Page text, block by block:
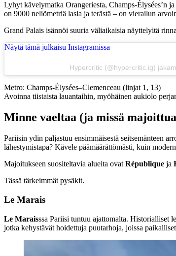
Lyhyt kävelymatka Orangeriesta, Champs-Élysées’n
on 9000 neliömetriä lasia ja terästä – on vierailun
Grand Palais isännöi suuria väliaikaisia näyttelyitä
Näytä tämä julkaisu Instagramissa
Hypercritic (@hypercritic.ig)
Metro: Champs-Élysées–Clemenceau (linjat 1, 13)
Avoinna tiistaista lauantaihin, myöhäinen aukiolo
Minne vaeltaa (ja missä
Pariisin ydin paljastuu ensimmäisestä seitsemänteen
lähestymistapa? Kävele päämäärättömästi, kuin
Majoitukseen suositeltavia alueita ovat République ja
Tässä tärkeimmät pysäkit.
Le Marais
Le Maraisssa Pariisi tuntuu ajattomalta. Historialliset
jotka kehystävät hoidettuja puutarhoja, joissa